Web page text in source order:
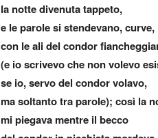
la notte divenuta tappeto,
e le parole si stendevano, curve,
con le ali del condor
(e io scrivevo che non volevo
se io, servo del condor volavo,
ma soltanto tra parole); così la
mi piegava mentre il becco